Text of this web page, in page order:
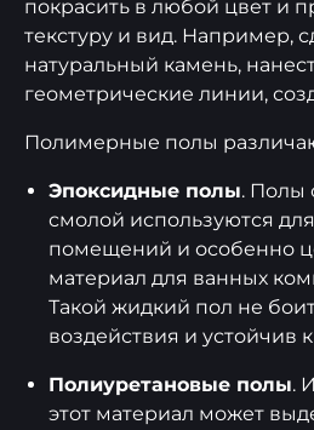
покрасить в любой цвет и
текстуру и вид. Например,
натуральный камень,
геометрические линии,
Полимерные полы
Эпоксидные полы. Полы
смолой используются
помещений и особенно
материал для ванных
Такой жидкий пол не
воздействия и устойчив
Полиуретановые полы.
этот материал может